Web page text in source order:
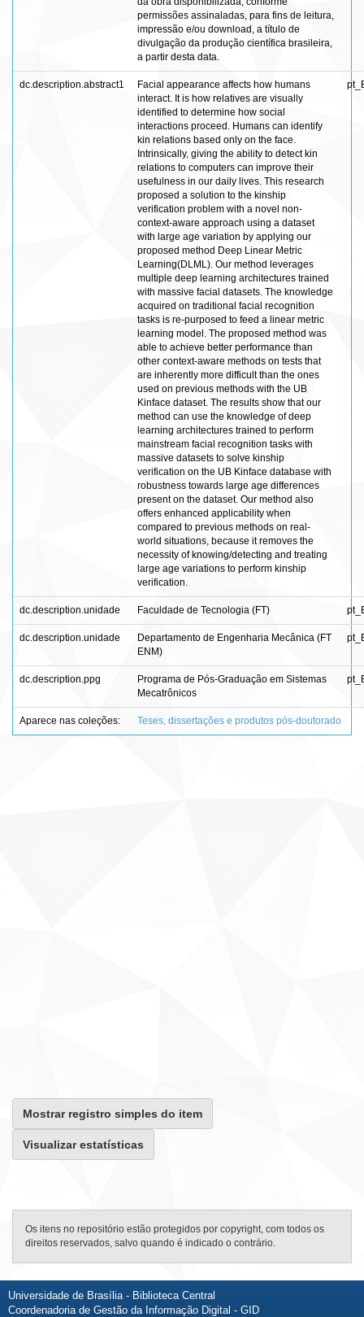
permissões assinaladas, para fins de leitura,
impressão e/ou download, a título de
divulgação da produção científica brasileira,
a partir desta data.
dc.description.abstract1
Facial appearance affects how humans
interact. It is how relatives are visually
identified to determine how social
interactions proceed. Humans can identify
kin relations based only on the face.
Intrinsically, giving the ability to detect kin
relations to computers can improve their
usefulness in our daily lives. This research
proposed a solution to the kinship
verification problem with a novel non-
context-aware approach using a dataset
with large age variation by applying our
proposed method Deep Linear Metric
Learning(DLML). Our method leverages
multiple deep learning architectures trained
with massive facial datasets. The knowledge
acquired on traditional facial recognition
tasks is re-purposed to feed a linear metric
learning model. The proposed method was
able to achieve better performance than
other context-aware methods on tests that
are inherently more difficult than the ones
used on previous methods with the UB
Kinface dataset. The results show that our
method can use the knowledge of deep
learning architectures trained to perform
mainstream facial recognition tasks with
massive datasets to solve kinship
verification on the UB Kinface database with
robustness towards large age differences
present on the dataset. Our method also
offers enhanced applicability when
compared to previous methods on real-
world situations, because it removes the
necessity of knowing/detecting and treating
large age variations to perform kinship
verification.
dc.description.unidade Faculdade de Tecnologia (FT)
dc.description.unidade
Departamento de Engenharia Mecânica (FT
ENM)
dc.description.ppg
Programa de Pós-Graduação em Sistemas
Mecatrônicos
Aparece nas coleções: Teses, dissertações e produtos pós-doutorado
Mostrar registro simples do item
Visualizar estatísticas
Os itens no repositório estão protegidos por copyright, com todos os
direitos reservados, salvo quando é indicado o contrário.
Universidade de Brasília - Biblioteca Central
Coordenadoria de Gestão da Informação Digital - GID